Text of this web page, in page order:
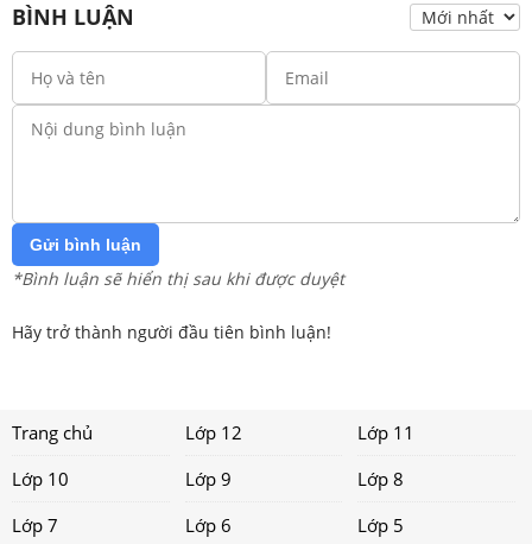
BÌNH LUẬN
Gửi bình luận
*Bình luận sẽ hiển thị sau khi được duyệt
Hãy trở thành người đầu tiên bình luận!
Trang chủ Lớp 12
Lớp 11
Lớp 10
Lớp 9
Lớp 8
Lớp 7
Lớp 6 Lớp 5